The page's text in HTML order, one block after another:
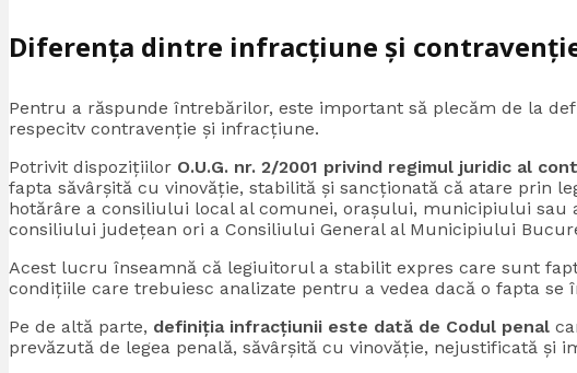
Diferența dintre infracțiune și
Pentru a răspunde întrebărilor, este important să plecăm de la
respecitv contravenție și infracțiune.
Potrivit dispozițiilor O.U.G. nr. 2/2001 privind regimul juridic al
fapta săvârşită cu vinovăţie, stabilită şi sancţionată că atare prin
hotărâre a consiliului local al comunei, oraşului, municipiului
consiliului judeţean ori a Consiliului General al Municipiului
Acest lucru înseamnă că legiuitorul a stabilit expres care sunt
condițiile care trebuiesc analizate pentru a vedea dacă o fapta se
Pe de altă parte, definiția infracțiunii este dată de Codul penal
prevăzută de legea penală, săvârșită cu vinovăție, nejustificată și